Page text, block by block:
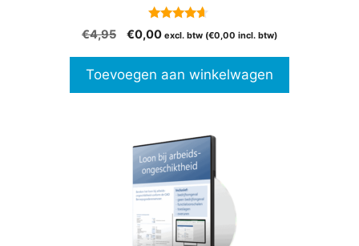
van 5
€4,95
Oorspronkelijke
€4,95.
€0,00Huidige
€0,00.
excl. btw (€0,00 incl. btw)
Toevoegen aan winkelwagen